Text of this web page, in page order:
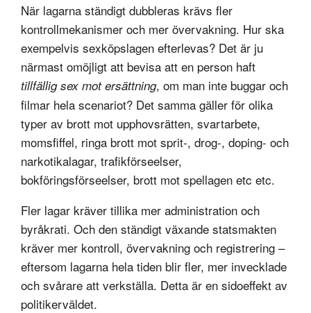
När lagarna ständigt dubbleras krävs fler
kontrollmekanismer och mer övervakning. Hur ska
exempelvis sexköpslagen efterlevas? Det är ju
närmast omöjligt att bevisa att en person haft
tillfällig sex mot ersättning, om man inte buggar och
filmar hela scenariot? Det samma gäller för olika
typer av brott mot upphovsrätten, svartarbete,
momsfiffel, ringa brott mot sprit-, drog-, doping- och
narkotikalagar, trafikförseelser,
bokföringsförseelser, brott mot spellagen etc etc.
Fler lagar kräver tillika mer administration och
byråkrati. Och den ständigt växande statsmakten
kräver mer kontroll, övervakning och registrering –
eftersom lagarna hela tiden blir fler, mer invecklade
och svårare att verkställa. Detta är en sidoeffekt av
politikerväldet.